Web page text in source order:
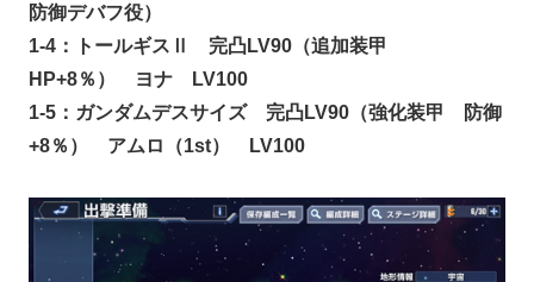
防御デバフ役）
1-4：トールギスⅡ 完凸LV90（追加装甲
HP+8％） ヨナ LV100
1-5：ガンダムデスサイズ 完凸LV90（強化装甲 防御
+8％） アムロ（1st） LV100